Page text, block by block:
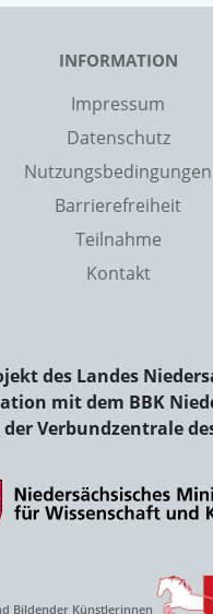
INFORMATION
Impressum
Datenschutz
Nutzungsbedingungen
Barrierefreiheit
Teilnahme
Kontakt
des Landes
mit dem BBK
Verbundzentrale
Bildender Künstlerinnen